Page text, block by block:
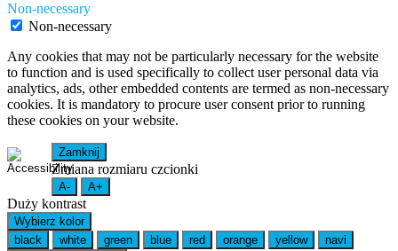
Non-necessary
Non-necessary
Any cookies that may not be particularly necessary for the website
to function and is used specifically to collect user personal data via
analytics, ads, other embedded contents are termed as non-necessary
cookies. It is mandatory to procure user consent prior to running
these cookies on your website.
Zamknij
Zmiana rozmiaru czcionki
A- A+
Duży kontrast
Wybierz kolor
black
white green blue red orange yellow
navi